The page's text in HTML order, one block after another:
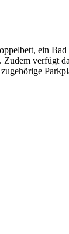
ein
verfügt